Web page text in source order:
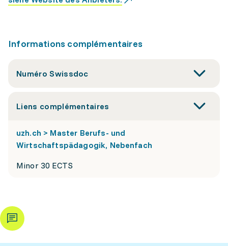
Informations complémentaires
Numéro Swissdoc
Liens complémentaires
uzh.ch > Master Berufs- und
Wirtschaftspädagogik, Nebenfach
Minor 30 ECTS